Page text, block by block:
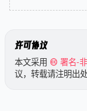
许可协议
本文采用 署名-
议，转载请注明出处